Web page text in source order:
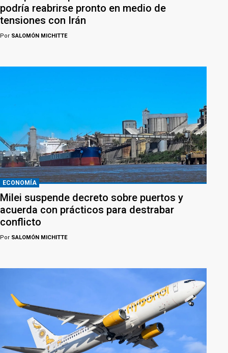
podría reabrirse pronto en medio de
tensiones con Irán
Por SALOMÓN MICHITTE
ECONOMÍA
Milei suspende decreto sobre puertos y
acuerda con prácticos para destrabar
conflicto
Por SALOMÓN MICHITTE